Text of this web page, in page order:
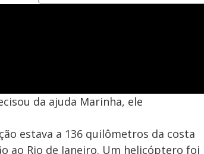
da ajuda Marinha, ele
estava a 136 quilômetros da costa
ao Rio de Janeiro. Um helicóptero foi